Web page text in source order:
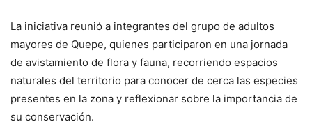
La iniciativa reunió a integrantes del grupo de adultos
mayores de Quepe, quienes participaron en una jornada
de avistamiento de flora y fauna, recorriendo espacios
naturales del territorio para conocer de cerca las especies
presentes en la zona y reflexionar sobre la importancia de
su conservación.